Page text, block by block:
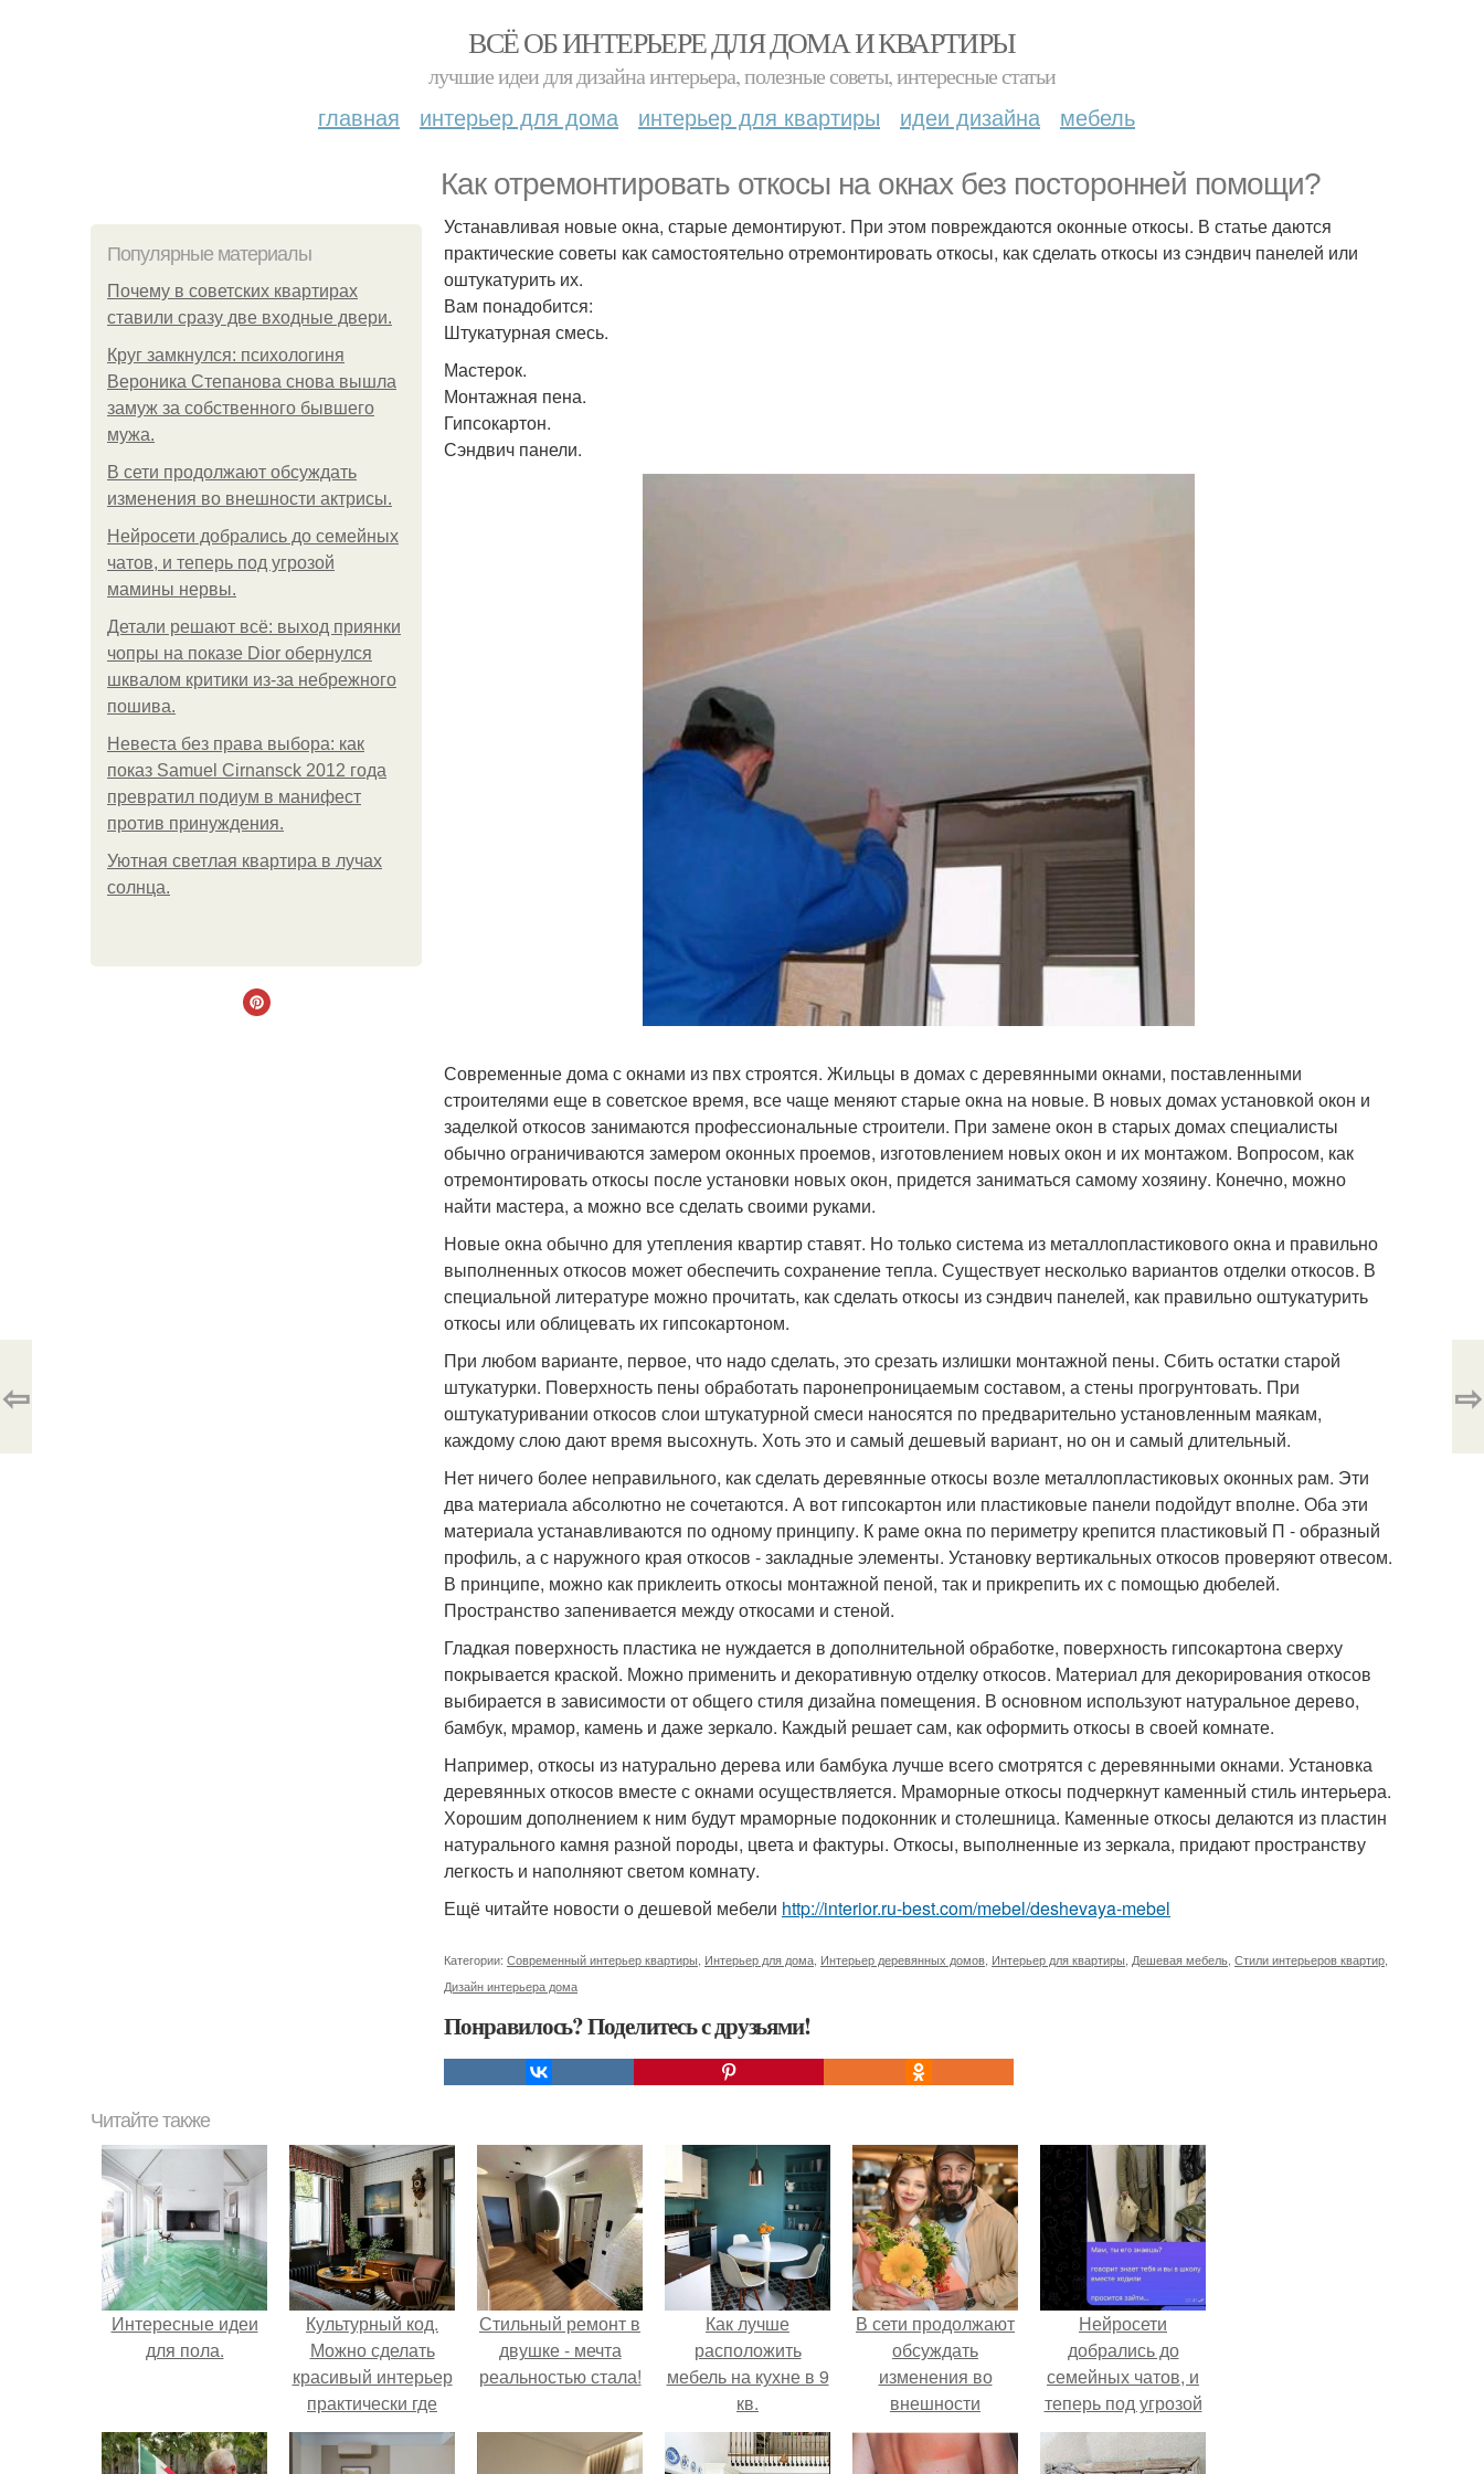
ВСЁ ОБ ИНТЕРЬЕРЕ ДЛЯ ДОМА И КВАРТИРЫ
лучшие идеи для дизайна интерьера, полезные советы, интересные статьи
главная интерьер для дома интерьер для квартиры идеи дизайна мебель
Как отремонтировать откосы на окнах без посторонней помощи?
Популярные материалы
Почему в советских квартирах
ставили сразу две входные двери.
Круг замкнулся: психологиня
Вероника Степанова снова вышла
замуж за собственного бывшего
мужа.
В сети продолжают обсуждать
изменения во внешности актрисы.
Нейросети добрались до семейных
чатов, и теперь под угрозой
мамины нервы.
Детали решают всё: выход приянки
чопры на показе Dior обернулся
шквалом критики из-за небрежного
пошива.
Невеста без права выбора: как
показ Samuel Cirnansck 2012 года
превратил подиум в манифест
против принуждения.
Уютная светлая квартира в лучах
солнца.
Устанавливая новые окна, старые демонтируют. При этом повреждаются оконные откосы. В статье даются
практические советы как самостоятельно отремонтировать откосы, как сделать откосы из сэндвич панелей или
оштукатурить их.
Вам понадобится:
Штукатурная смесь.
Мастерок.
Монтажная пена.
Гипсокартон.
Сэндвич панели.
Современные дома с окнами из пвх строятся. Жильцы в домах с деревянными окнами, поставленными
строителями еще в советское время, все чаще меняют старые окна на новые. В новых домах установкой окон и
заделкой откосов занимаются профессиональные строители. При замене окон в старых домах специалисты
обычно ограничиваются замером оконных проемов, изготовлением новых окон и их монтажом. Вопросом, как
отремонтировать откосы после установки новых окон, придется заниматься самому хозяину. Конечно, можно
найти мастера, а можно все сделать своими руками.
Новые окна обычно для утепления квартир ставят. Но только система из металлопластикового окна и правильно
выполненных откосов может обеспечить сохранение тепла. Существует несколько вариантов отделки откосов. В
специальной литературе можно прочитать, как сделать откосы из сэндвич панелей, как правильно оштукатурить
откосы или облицевать их гипсокартоном.
При любом варианте, первое, что надо сделать, это срезать излишки монтажной пены. Сбить остатки старой
штукатурки. Поверхность пены обработать паронепроницаемым составом, а стены прогрунтовать. При
оштукатуривании откосов слои штукатурной смеси наносятся по предварительно установленным маякам,
каждому слою дают время высохнуть. Хоть это и самый дешевый вариант, но он и самый длительный.
Нет ничего более неправильного, как сделать деревянные откосы возле металлопластиковых оконных рам. Эти
два материала абсолютно не сочетаются. А вот гипсокартон или пластиковые панели подойдут вполне. Оба эти
материала устанавливаются по одному принципу. К раме окна по периметру крепится пластиковый П - образный
профиль, а с наружного края откосов - закладные элементы. Установку вертикальных откосов проверяют отвесом.
В принципе, можно как приклеить откосы монтажной пеной, так и прикрепить их с помощью дюбелей.
Пространство запенивается между откосами и стеной.
Гладкая поверхность пластика не нуждается в дополнительной обработке, поверхность гипсокартона сверху
покрывается краской. Можно применить и декоративную отделку откосов. Материал для декорирования откосов
выбирается в зависимости от общего стиля дизайна помещения. В основном используют натуральное дерево,
бамбук, мрамор, камень и даже зеркало. Каждый решает сам, как оформить откосы в своей комнате.
Например, откосы из натурально дерева или бамбука лучше всего смотрятся с деревянными окнами. Установка
деревянных откосов вместе с окнами осуществляется. Мраморные откосы подчеркнут каменный стиль интерьера.
Хорошим дополнением к ним будут мраморные подоконник и столешница. Каменные откосы делаются из пластин
натурального камня разной породы, цвета и фактуры. Откосы, выполненные из зеркала, придают пространству
легкость и наполняют светом комнату.
Ещё читайте новости о дешевой мебели http://interior.ru-best.com/mebel/deshevaya-mebel
Категории: Современный интерьер квартиры Интерьер для дома Интерьер деревянных домов Интерьер для квартиры Дешевая мебель Стили интерьеров квартир
Дизайн интерьера дома
Понравилось? Поделитесь с друзьями!
⇦ ⇨
Читайте также
Интересные идеи
для пола.
Культурный код.
Можно сделать
красивый интерьер
практически где
угодно.
Стильный ремонт в
двушке - мечта
реальностью стала!
Как лучше
расположить
мебель на кухне в 9
кв.
В сети продолжают
обсуждать
изменения во
внешности
актрисы.
Нейросети
добрались до
семейных чатов, и
теперь под угрозой
мамины нервы.